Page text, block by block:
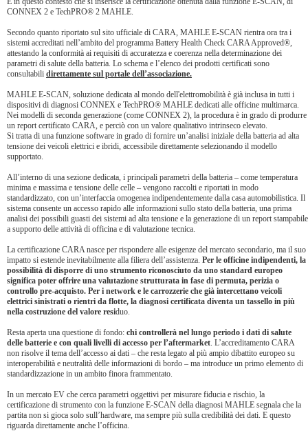
CONNEX 2 e TechPRO® 2 MAHLE.
Secondo quanto riportato sul sito ufficiale di CARA, MAHLE E-SCAN rientra ora tra i
sistemi accreditati nell’ambito del programma Battery Health Check CARA Approved®,
attestando la conformità ai requisiti di accuratezza e coerenza nella determinazione dei
parametri di salute della batteria. Lo schema e l’elenco dei prodotti certificati sono
consultabili direttamente sul portale dell’associazione.
MAHLE E-SCAN, soluzione dedicata al mondo dell'elettromobilità è già inclusa in tutti i
dispositivi di diagnosi CONNEX e TechPRO® MAHLE dedicati alle officine multimarca.
Nei modelli di seconda generazione (come CONNEX 2), la procedura è in grado di produrre
un report certificato CARA, e perciò con un valore qualitativo intrinseco elevato.
Si tratta di una funzione software in grado di fornire un’analisi iniziale della batteria ad alta
tensione dei veicoli elettrici e ibridi, accessibile direttamente selezionando il modello
supportato.
All’interno di una sezione dedicata, i principali parametri della batteria – come temperatura
minima e massima e tensione delle celle – vengono raccolti e riportati in modo
standardizzato, con un’interfaccia omogenea indipendentemente dalla casa automobilistica. Il
sistema consente un accesso rapido alle informazioni sullo stato della batteria, una prima
analisi dei possibili guasti dei sistemi ad alta tensione e la generazione di un report stampabile
a supporto delle attività di officina e di valutazione tecnica.
La certificazione CARA nasce per rispondere alle esigenze del mercato secondario, ma il suo
impatto si estende inevitabilmente alla filiera dell’assistenza. Per le officine indipendenti, la
possibilità di disporre di uno strumento riconosciuto da uno standard europeo
significa poter offrire una valutazione strutturata in fase di permuta, perizia o
controllo pre-acquisto. Per i network e le carrozzerie che già intercettano veicoli
elettrici sinistrati o rientri da flotte, la diagnosi certificata diventa un tassello in più
nella costruzione del valore residuo.
Resta aperta una questione di fondo: chi controllerà nel lungo periodo i dati di salute
delle batterie e con quali livelli di accesso per l’aftermarket. L’accreditamento CARA
non risolve il tema dell’accesso ai dati – che resta legato al più ampio dibattito europeo su
interoperabilità e neutralità delle informazioni di bordo – ma introduce un primo elemento di
standardizzazione in un ambito finora frammentato.
In un mercato EV che cerca parametri oggettivi per misurare fiducia e rischio, la
certificazione di strumento con la funzione E-SCAN della diagnosi MAHLE segnala che la
partita non si gioca solo sull’hardware, ma sempre più sulla credibilità dei dati. E questo
riguarda direttamente anche l’officina.